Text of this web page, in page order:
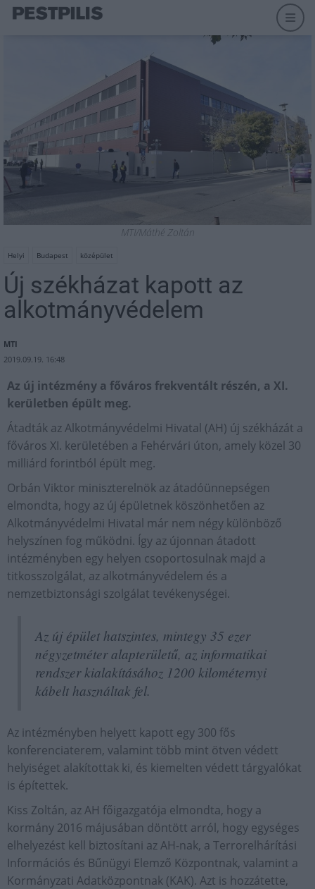
MTI/Máthé Zoltán
Helyi Budapest középület
Új székházat kapott az
alkotmányvédelem
MTI
2019.09.19. 16:48
Az új intézmény a főváros frekventált részén, a XI.
kerületben épült meg.
Átadták az Alkotmányvédelmi Hivatal (AH) új székházát a
főváros XI. kerületében a Fehérvári úton, amely közel 30
milliárd forintból épült meg.
Orbán Viktor miniszterelnök az átadóünnepségen
elmondta, hogy az új épületnek köszönhetően az
Alkotmányvédelmi Hivatal már nem négy különböző
helyszínen fog működni. Így az újonnan átadott
intézményben egy helyen csoportosulnak majd a
titkosszolgálat, az alkotmányvédelem és a
nemzetbiztonsági szolgálat tevékenységei.
Az új épület hatszintes, mintegy 35 ezer
négyzetméter alapterületű, az informatikai
rendszer kialakításához 1200 kilométernyi
kábelt használtak fel.
Az intézményben helyett kapott egy 300 fős
konferenciaterem, valamint több mint ötven védett
helyiséget alakítottak ki, és kiemelten védett tárgyalókat
is építettek.
Kiss Zoltán, az AH főigazgatója elmondta, hogy a
kormány 2016 májusában döntött arról, hogy egységes
elhelyezést kell biztosítani az AH-nak, a Terrorelhárítási
Információs és Bűnügyi Elemző Központnak, valamint a
Kormányzati Adatközpontnak (KAK). Azt is hozzátette,